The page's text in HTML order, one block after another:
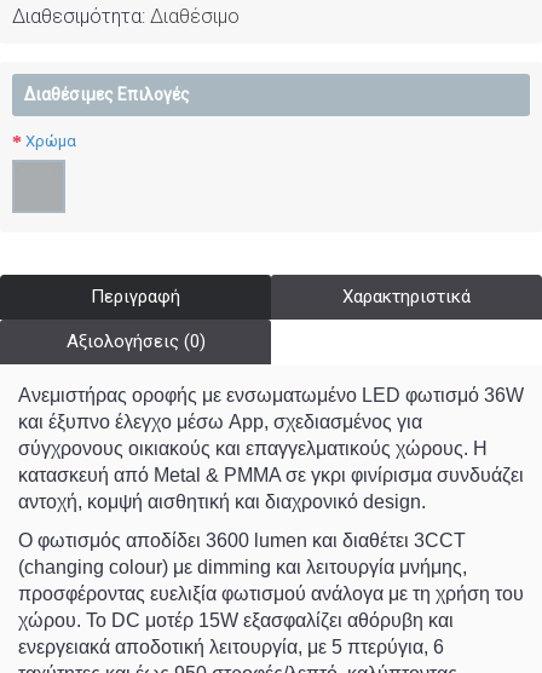
Διαθεσιμότητα: Διαθέσιμο
Διαθέσιμες Επιλογές
Χρώμα
Περιγραφή Χαρακτηριστικά
Αξιολογήσεις (0)
Ανεμιστήρας οροφής με ενσωματωμένο LED φωτισμό 36W
και έξυπνο έλεγχο μέσω App, σχεδιασμένος για
σύγχρονους οικιακούς και επαγγελματικούς χώρους. Η
κατασκευή από Metal & PMMA σε γκρι φινίρισμα συνδυάζει
αντοχή, κομψή αισθητική και διαχρονικό design.
Ο φωτισμός αποδίδει 3600 lumen και διαθέτει 3CCT
(changing colour) με dimming και λειτουργία μνήμης,
προσφέροντας ευελιξία φωτισμού ανάλογα με τη χρήση του
χώρου. Το DC μοτέρ 15W εξασφαλίζει αθόρυβη και
ενεργειακά αποδοτική λειτουργία, με 5 πτερύγια, 6